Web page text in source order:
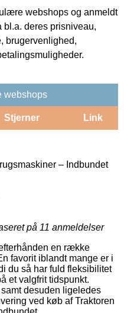
webshops og anmeldt
bl.a. deres prisniveau,
brugervenlighed,
webshops
Stjerner Link
– Indbundet
på 11 anmeldelser
en række
favorit iblandt mange er i
du så har fuld fleksibilitet
et valgfrit tidspunkt.
desuden ligeledes
ved køb af Traktoren